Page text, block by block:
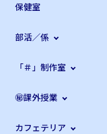
保健室
部活／係
「＃」制作室
㊙課外授業
カフェテリア